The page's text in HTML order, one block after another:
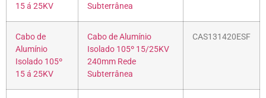
15 á 25KV
Subterrânea
Cabo de
Alumínio
Isolado 105º
15 á 25KV
Cabo de Alumínio
Isolado 105º 15/25KV
240mm Rede
Subterrânea
CAS131420ESF